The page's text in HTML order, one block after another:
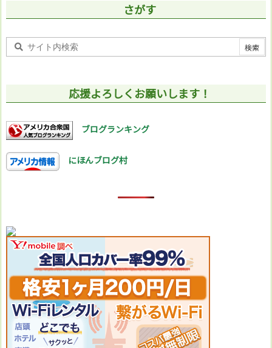
さがす
応援よろしくお願いします！
ブログランキング
にほんブログ村